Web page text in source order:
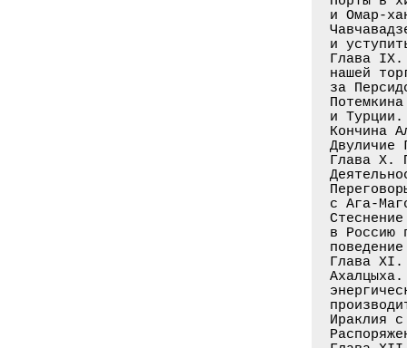
и Омар-
и
Глава IX.
нашей
за
и Турции.
Кончина
Глава X.
с Ага-
в Россию
Глава XI.
Ираклия